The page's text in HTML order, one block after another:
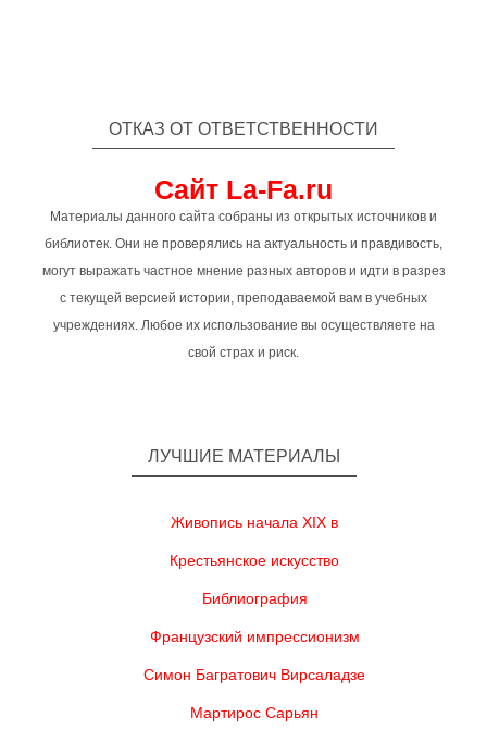
ОТКАЗ ОТ ОТВЕТСТВЕННОСТИ
Сайт La-Fa.ru
Материалы данного сайта собраны из открытых источников и
библиотек. Они не проверялись на актуальность и правдивость,
могут выражать частное мнение разных авторов и идти в разрез
с текущей версией истории, преподаваемой вам в учебных
учреждениях. Любое их использование вы осуществляете на
свой страх и риск.
ЛУЧШИЕ МАТЕРИАЛЫ
Живопись начала XIX в
Крестьянское искусство
Библиография
Французский импрессионизм
Симон Багратович Вирсаладзе
Мартирос Сарьян